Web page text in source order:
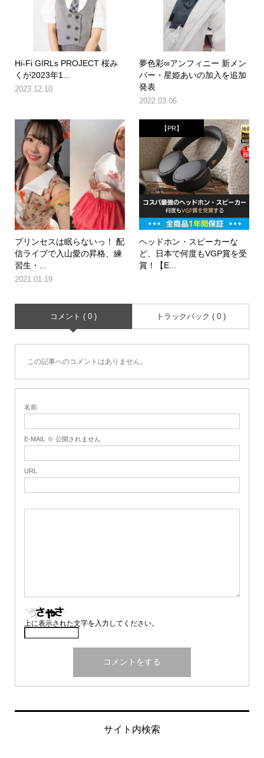
Hi-Fi GIRLs PROJECT 桜み
くが2023年1...
2023.12.10
夢色彩∞アンフィニー 新メン
バー・星姫あいの加入を追加
発表
2022.03.06
プリンセスは眠らないっ！ 配
信ライブで入山愛の昇格、練
習生・...
2021.01.19
【PR】
ヘッドホン・スピーカーな
ど、日本で何度もVGP賞を受
賞！【E...
コメント ( 0 ) トラックバック ( 0 )
この記事へのコメントはありません。
名前
E-MAIL ※ 公開されません
URL
上に表示された文字を入力してください。
サイト内検索